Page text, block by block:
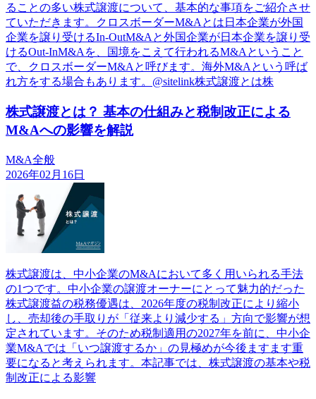
ることの多い株式譲渡について、基本的な事項をご紹介させ
ていただきます。クロスボーダーM&Aとは日本企業が外国
企業を譲り受けるIn-OutM&Aと外国企業が日本企業を譲り受
けるOut-InM&Aを、国境をこえて行われるM&Aということ
で、クロスボーダーM&Aと呼びます。海外M&Aという呼ば
れ方をする場合もあります。@sitelink株式譲渡とは株
株式譲渡とは？ 基本の仕組みと税制改正による
M&Aへの影響を解説
M&A全般
2026年02月16日
株式譲渡は、中小企業のM&Aにおいて多く用いられる手法
の1つです。中小企業の譲渡オーナーにとって魅力的だった
株式譲渡益の税務優遇は、2026年度の税制改正により縮小
し、売却後の手取りが「従来より減少する」方向で影響が想
定されています。そのため税制適用の2027年を前に、中小企
業M&Aでは「いつ譲渡するか」の見極めが今後ますます重
要になると考えられます。本記事では、株式譲渡の基本や税
制改正による影響